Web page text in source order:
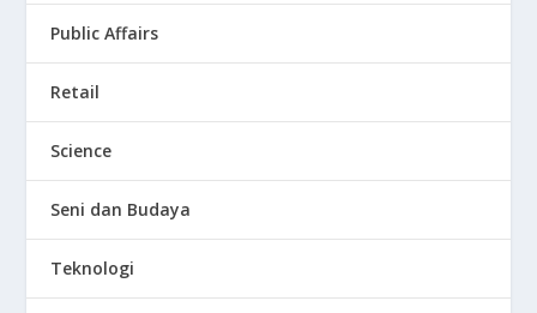
Public Affairs
Retail
Science
Seni dan Budaya
Teknologi